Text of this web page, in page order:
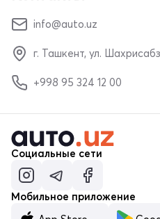
info@auto.uz
г. Ташкент, ул.
+998 95 324 12 00
Социальные сети
Мобильное приложение